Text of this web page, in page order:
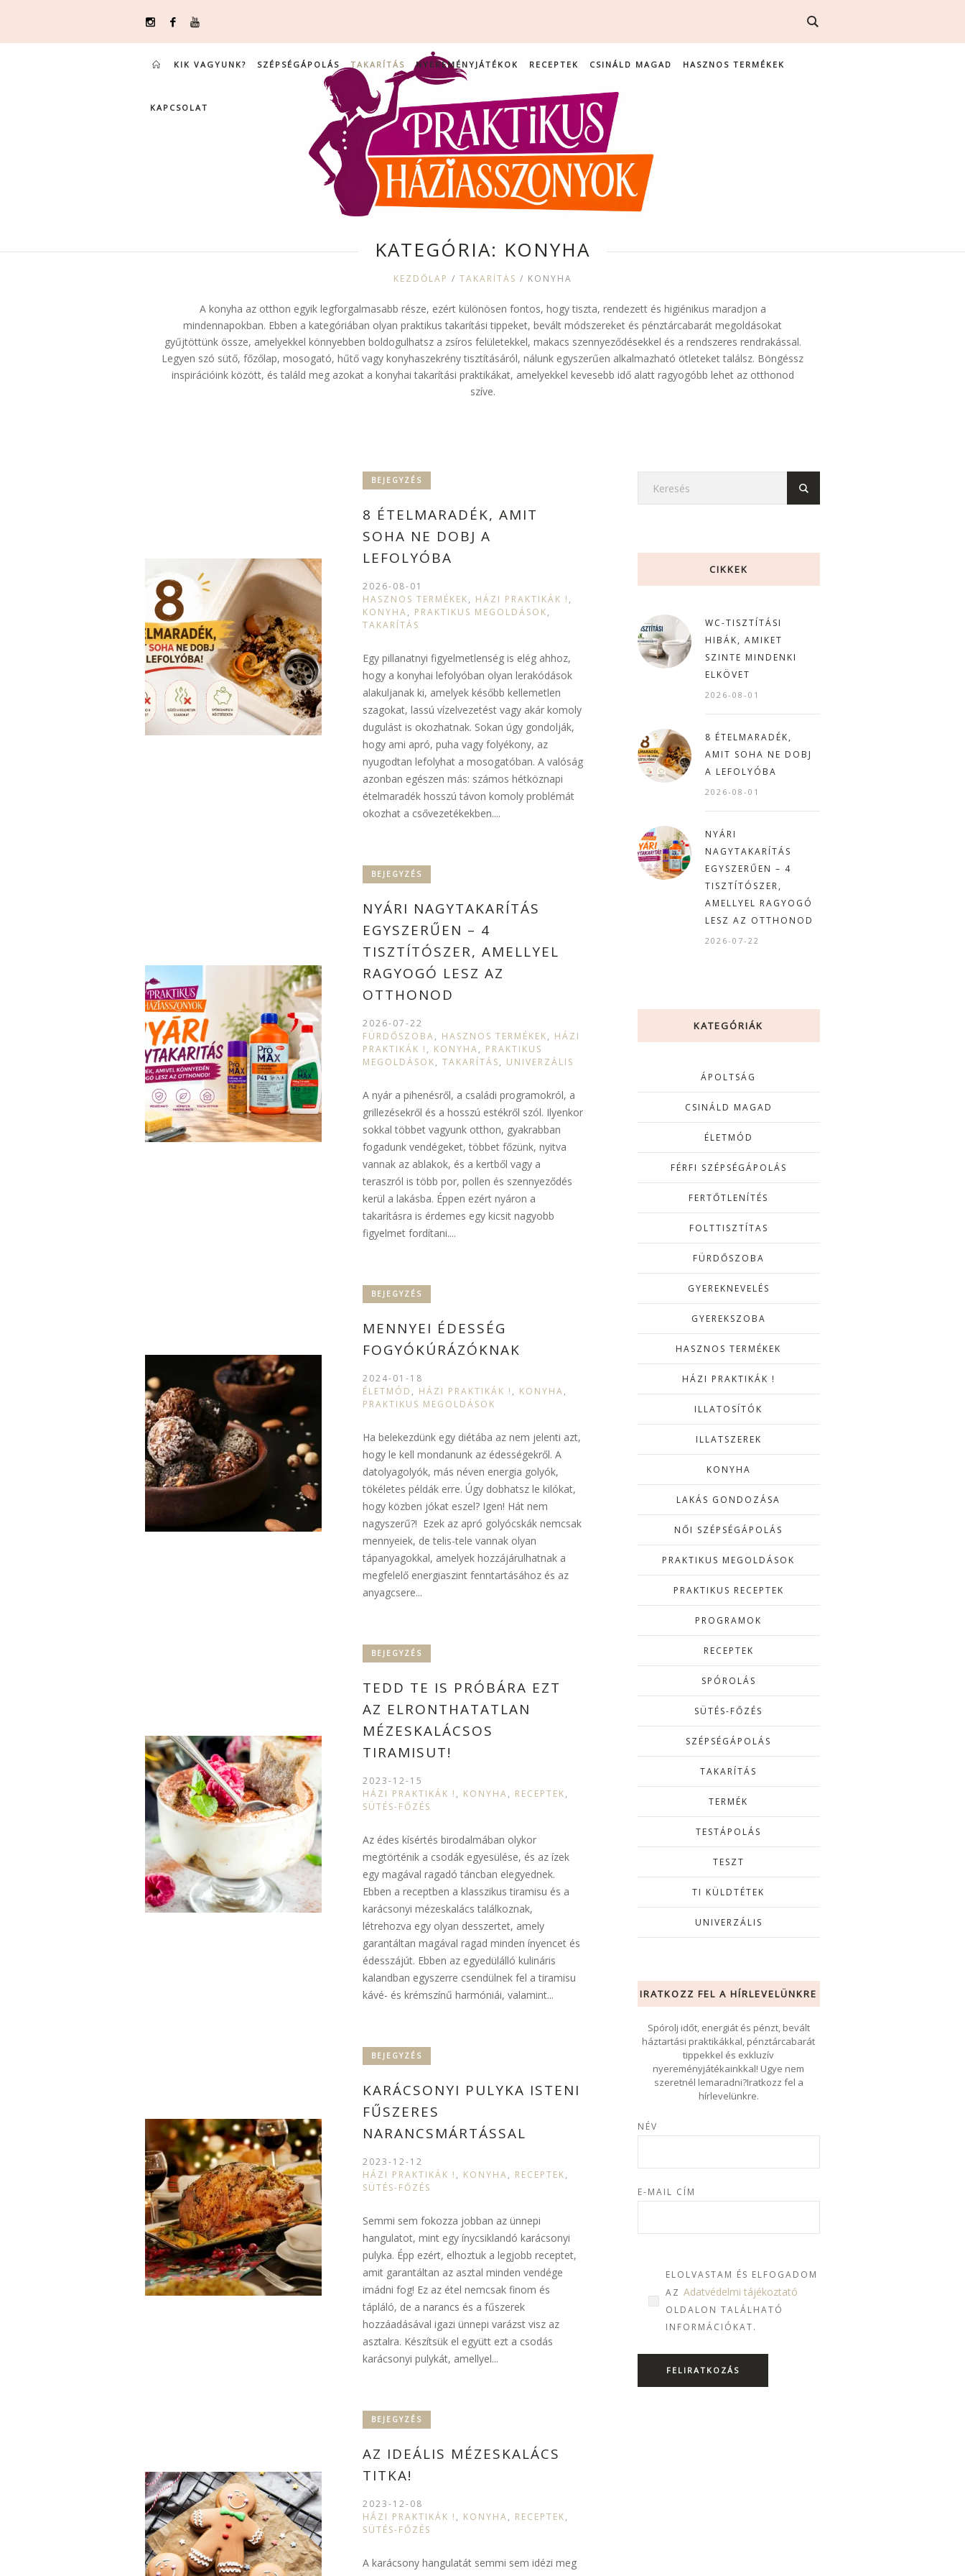
KIK VAGYUNK? SZÉPSÉGÁPOLÁS TAKARÍTÁS NYEREMÉNYJÁTÉKOK RECEPTEK CSINÁLD MAGAD HASZNOS TERMÉKEK
KAPCSOLAT
KATEGÓRIA: KONYHA
KEZDŐLAP / TAKARÍTÁS / KONYHA
A konyha az otthon egyik legforgalmasabb része, ezért különösen fontos, hogy tiszta, rendezett és higiénikus maradjon a
mindennapokban. Ebben a kategóriában olyan praktikus takarítási tippeket, bevált módszereket és pénztárcabarát megoldásokat
gyűjtöttünk össze, amelyekkel könnyebben boldogulhatsz a zsíros felületekkel, makacs szennyeződésekkel és a rendszeres rendrakással.
Legyen szó sütő, főzőlap, mosogató, hűtő vagy konyhaszekrény tisztításáról, nálunk egyszerűen alkalmazható ötleteket találsz. Böngéssz
inspirációink között, és találd meg azokat a konyhai takarítási praktikákat, amelyekkel kevesebb idő alatt ragyogóbb lehet az otthonod
szíve.
BEJEGYZÉS
8 ÉTELMARADÉK, AMIT
SOHA NE DOBJ A
LEFOLYÓBA
2026-08-01
HASZNOS TERMÉKEK, HÁZI PRAKTIKÁK ! ,
KONYHA, PRAKTIKUS MEGOLDÁSOK,
TAKARÍTÁS
Egy pillanatnyi figyelmetlenség is elég ahhoz,
hogy a konyhai lefolyóban olyan lerakódások
alakuljanak ki, amelyek később kellemetlen
szagokat, lassú vízelvezetést vagy akár komoly
dugulást is okozhatnak. Sokan úgy gondolják,
hogy ami apró, puha vagy folyékony, az
nyugodtan lefolyhat a mosogatóban. A valóság
azonban egészen más: számos hétköznapi
ételmaradék hosszú távon komoly problémát
okozhat a csővezetékekben....
BEJEGYZÉS
NYÁRI NAGYTAKARÍTÁS
EGYSZERŰEN – 4
TISZTÍTÓSZER, AMELLYEL
RAGYOGÓ LESZ AZ
OTTHONOD
2026-07-22
FÜRDŐSZOBA, HASZNOS TERMÉKEK, HÁZI
PRAKTIKÁK ! , KONYHA, PRAKTIKUS
MEGOLDÁSOK, TAKARÍTÁS, UNIVERZÁLIS
A nyár a pihenésről, a családi programokról, a
grillezésekről és a hosszú estékről szól. Ilyenkor
sokkal többet vagyunk otthon, gyakrabban
fogadunk vendégeket, többet főzünk, nyitva
vannak az ablakok, és a kertből vagy a
teraszról is több por, pollen és szennyeződés
kerül a lakásba. Éppen ezért nyáron a
takarításra is érdemes egy kicsit nagyobb
figyelmet fordítani....
BEJEGYZÉS
MENNYEI ÉDESSÉG
FOGYÓKÚRÁZÓKNAK
2024-01-18
ÉLETMÓD , HÁZI PRAKTIKÁK ! , KONYHA,
PRAKTIKUS MEGOLDÁSOK
Ha belekezdünk egy diétába az nem jelenti azt,
hogy le kell mondanunk az édességekről. A
datolyagolyók, más néven energia golyók,
tökéletes példák erre. Úgy dobhatsz le kilókat,
hogy közben jókat eszel? Igen! Hát nem
nagyszerű?! Ezek az apró golyócskák nemcsak
mennyeiek, de telis-tele vannak olyan
tápanyagokkal, amelyek hozzájárulhatnak a
megfelelő energiaszint fenntartásához és az
anyagcsere...
BEJEGYZÉS
TEDD TE IS PRÓBÁRA EZT
AZ ELRONTHATATLAN
MÉZESKALÁCSOS
TIRAMISUT!
2023-12-15
HÁZI PRAKTIKÁK ! , KONYHA, RECEPTEK,
SÜTÉS-FŐZÉS
Az édes kísértés birodalmában olykor
megtörténik a csodák egyesülése, és az ízek
egy magával ragadó táncban elegyednek.
Ebben a receptben a klasszikus tiramisu és a
karácsonyi mézeskalács találkoznak,
létrehozva egy olyan desszertet, amely
garantáltan magával ragad minden ínyencet és
édesszájút. Ebben az egyedülálló kulináris
kalandban egyszerre csendülnek fel a tiramisu
kávé- és krémszínű harmóniái, valamint...
BEJEGYZÉS
KARÁCSONYI PULYKA ISTENI
FŰSZERES
NARANCSMÁRTÁSSAL
2023-12-12
HÁZI PRAKTIKÁK ! , KONYHA, RECEPTEK,
SÜTÉS-FŐZÉS
Semmi sem fokozza jobban az ünnepi
hangulatot, mint egy ínycsiklandó karácsonyi
pulyka. Épp ezért, elhoztuk a legjobb receptet,
amit garantáltan az asztal minden vendége
imádni fog! Ez az étel nemcsak finom és
tápláló, de a narancs és a fűszerek
hozzáadásával igazi ünnepi varázst visz az
asztalra. Készítsük el együtt ezt a csodás
karácsonyi pulykát, amellyel...
BEJEGYZÉS
AZ IDEÁLIS MÉZESKALÁCS
TITKA!
2023-12-08
HÁZI PRAKTIKÁK ! , KONYHA, RECEPTEK,
SÜTÉS-FŐZÉS
A karácsony hangulatát semmi sem idézi meg
CIKKEK
WC-TISZTÍTÁSI
HIBÁK, AMIKET
SZINTE MINDENKI
ELKÖVET
2026-08-01
8 ÉTELMARADÉK,
AMIT SOHA NE DOBJ
A LEFOLYÓBA
2026-08-01
NYÁRI
NAGYTAKARÍTÁS
EGYSZERŰEN – 4
TISZTÍTÓSZER,
AMELLYEL RAGYOGÓ
LESZ AZ OTTHONOD
2026-07-22
KATEGÓRIÁK
ÁPOLTSÁG
CSINÁLD MAGAD
ÉLETMÓD
FÉRFI SZÉPSÉGÁPOLÁS
FERTŐTLENÍTÉS
FOLTTISZTÍTAS
FÜRDŐSZOBA
GYEREKNEVELÉS
GYEREKSZOBA
HASZNOS TERMÉKEK
HÁZI PRAKTIKÁK !
ILLATOSÍTÓK
ILLATSZEREK
KONYHA
LAKÁS GONDOZÁSA
NŐI SZÉPSÉGÁPOLÁS
PRAKTIKUS MEGOLDÁSOK
PRAKTIKUS RECEPTEK
PROGRAMOK
RECEPTEK
SPÓROLÁS
SÜTÉS-FŐZÉS
SZÉPSÉGÁPOLÁS
TAKARÍTÁS
TERMÉK
TESTÁPOLÁS
TESZT
TI KÜLDTÉTEK
UNIVERZÁLIS
IRATKOZZ FEL A HÍRLEVELÜNKRE
Spórolj időt, energiát és pénzt, bevált
háztartási praktikákkal, pénztárcabarát
tippekkel és exkluzív
nyereményjátékainkkal! Ugye nem
szeretnél lemaradni?Iratkozz fel a
hírlevelünkre.
NÉV
E-MAIL CÍM
ELOLVASTAM ÉS ELFOGADOM
AZ Adatvédelmi tájékoztató
OLDALON TALÁLHATÓ
INFORMÁCIÓKAT.